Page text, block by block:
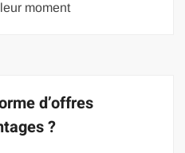
moment
d’offres
?